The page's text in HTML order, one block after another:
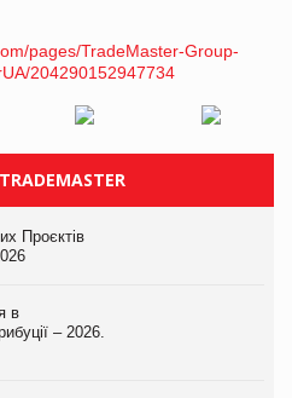
Проєктів
в
– 2026.